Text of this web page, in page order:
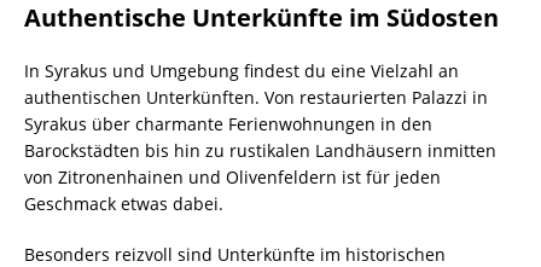
Authentische Unterkünfte im Südosten
In Syrakus und Umgebung findest du eine Vielzahl an
authentischen Unterkünften. Von restaurierten Palazzi in
Syrakus über charmante Ferienwohnungen in den
Barockstädten bis hin zu rustikalen Landhäusern inmitten
von Zitronenhainen und Olivenfeldern ist für jeden
Geschmack etwas dabei.
Besonders reizvoll sind Unterkünfte im historischen